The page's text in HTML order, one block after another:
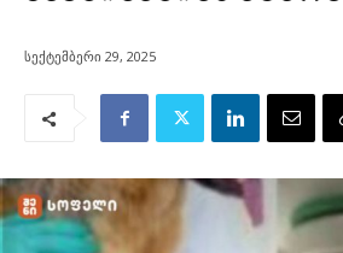
სექტემბერი 29, 2025